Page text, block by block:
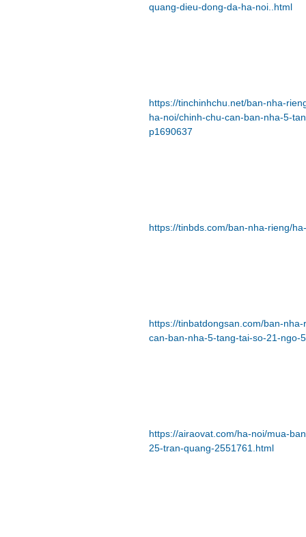
quang-dieu-dong-da-ha-noi..html
https://tinchinhchu.net/ban-nha-
ha-noi/chinh-chu-can-ban-nha-5-
p1690637
https://tinbds.com/ban-nha-rieng/
https://tinbatdongsan.com/ban-
can-ban-nha-5-tang-tai-so-21-ngo-
https://airaovat.com/ha-noi/mua-
25-tran-quang-2551761.html